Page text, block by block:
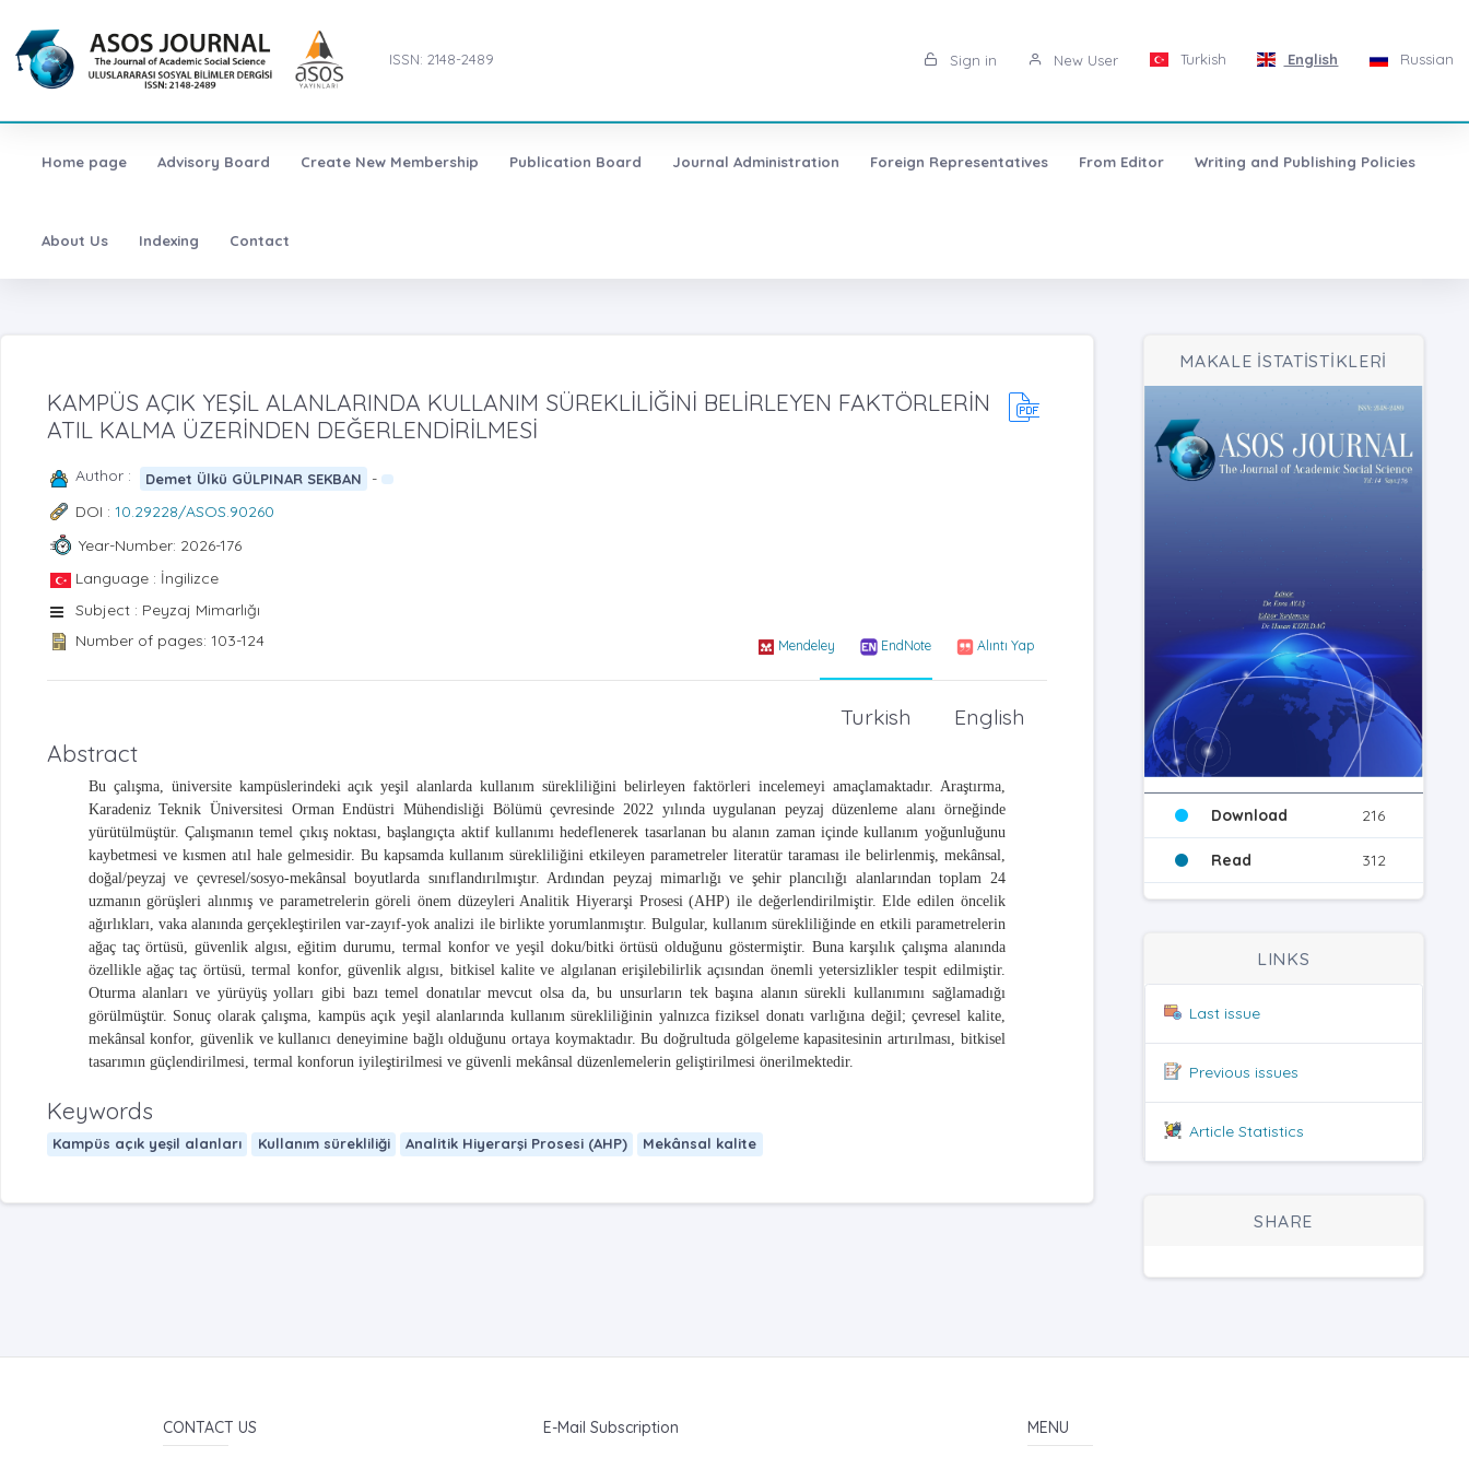
ISSN: 2148-2489 Sign in New User Turkish English Russian
Home page Advisory Board Create New Membership Publication Board Journal Administration Foreign Representatives From Editor Writing and Publishing Policies
About Us Indexing Contact
KAMPÜS AÇIK YEŞİL ALANLARINDA KULLANIM SÜREKLİLİĞİNİ BELİRLEYEN FAKTÖRLERİN
ATIL KALMA ÜZERİNDEN DEĞERLENDİRİLMESİ
Author : Demet Ülkü GÜLPINAR SEKBAN
-
DOI : 10.29228/ASOS.90260
Year-Number: 2026-176
Language : İngilizce
Subject : Peyzaj Mimarlığı
Number of pages: 103-124
Mendeley EndNote Alıntı Yap
English
Turkish
Abstract
Bu çalışma, üniversite kampüslerindeki açık yeşil alanlarda kullanım sürekliliğini belirleyen faktörleri incelemeyi amaçlamaktadır. Araştırma,
Karadeniz Teknik Üniversitesi Orman Endüstri Mühendisliği Bölümü çevresinde 2022 yılında uygulanan peyzaj düzenleme alanı örneğinde
yürütülmüştür. Çalışmanın temel çıkış noktası, başlangıçta aktif kullanımı hedeflenerek tasarlanan bu alanın zaman içinde kullanım yoğunluğunu
kaybetmesi ve kısmen atıl hale gelmesidir. Bu kapsamda kullanım sürekliliğini etkileyen parametreler literatür taraması ile belirlenmiş, mekânsal,
doğal/peyzaj ve çevresel/sosyo-mekânsal boyutlarda sınıflandırılmıştır. Ardından peyzaj mimarlığı ve şehir plancılığı alanlarından toplam 24
uzmanın görüşleri alınmış ve parametrelerin göreli önem düzeyleri Analitik Hiyerarşi Prosesi (AHP) ile değerlendirilmiştir. Elde edilen öncelik
ağırlıkları, vaka alanında gerçekleştirilen var-zayıf-yok analizi ile birlikte yorumlanmıştır. Bulgular, kullanım sürekliliğinde en etkili parametrelerin
ağaç taç örtüsü, güvenlik algısı, eğitim durumu, termal konfor ve yeşil doku/bitki örtüsü olduğunu göstermiştir. Buna karşılık çalışma alanında
özellikle ağaç taç örtüsü, termal konfor, güvenlik algısı, bitkisel kalite ve algılanan erişilebilirlik açısından önemli yetersizlikler tespit edilmiştir.
Oturma alanları ve yürüyüş yolları gibi bazı temel donatılar mevcut olsa da, bu unsurların tek başına alanın sürekli kullanımını sağlamadığı
görülmüştür. Sonuç olarak çalışma, kampüs açık yeşil alanlarında kullanım sürekliliğinin yalnızca fiziksel donatı varlığına değil; çevresel kalite,
mekânsal konfor, güvenlik ve kullanıcı deneyimine bağlı olduğunu ortaya koymaktadır. Bu doğrultuda gölgeleme kapasitesinin artırılması, bitkisel
tasarımın güçlendirilmesi, termal konforun iyileştirilmesi ve güvenli mekânsal düzenlemelerin geliştirilmesi önerilmektedir.
Keywords
Kampüs açık yeşil alanları Kullanım sürekliliği Analitik Hiyerarşi Prosesi (AHP) Mekânsal kalite
MAKALE İSTATİSTİKLERİ
Download 216
Read 312
LINKS
Last issue
Previous issues
Article Statistics
SHARE
CONTACT US E-Mail Subscription MENU